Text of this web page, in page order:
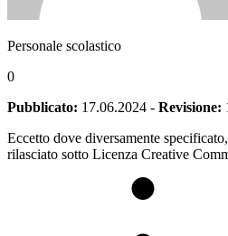
Personale scolastico
0
Pubblicato: 17.06.2024 - Revisione:
Eccetto dove diversamente
rilasciato sotto Licenza Creative